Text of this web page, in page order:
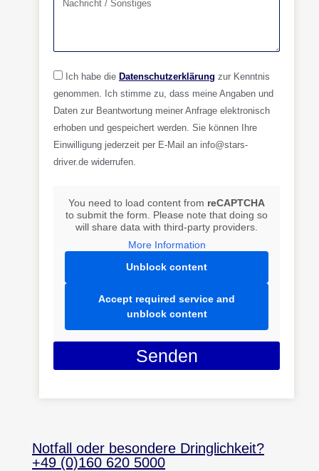
Ich habe die Datenschutzerklärung zur Kenntnis
genommen. Ich stimme zu, dass meine Angaben und
Daten zur Beantwortung meiner Anfrage elektronisch
erhoben und gespeichert werden. Sie können Ihre
Einwilligung jederzeit per E-Mail an info@stars-
driver.de widerrufen.
You need to load content from reCAPTCHA
to submit the form. Please note that doing so
will share data with third-party providers.
More Information
Unblock content
Accept required service and
unblock content
Senden
Notfall oder besondere Dringlichkeit?
+49 (0)160 620 5000